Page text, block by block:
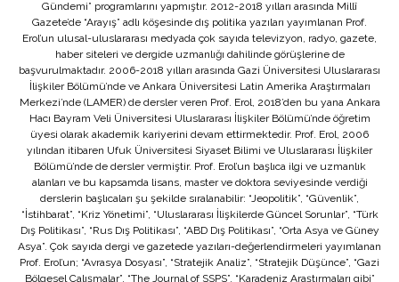
Gündemi” programlarını yapmıştır. 2012-2018 yılları arasında Millî
Gazete’de “Arayış” adlı köşesinde dış politika yazıları yayımlanan Prof.
Erol’un ulusal-uluslararası medyada çok sayıda televizyon, radyo, gazete,
haber siteleri ve dergide uzmanlığı dahilinde görüşlerine de
başvurulmaktadır. 2006-2018 yılları arasında Gazi Üniversitesi Uluslararası
İlişkiler Bölümü’nde ve Ankara Üniversitesi Latin Amerika Araştırmaları
Merkezi’nde (LAMER) de dersler veren Prof. Erol, 2018’den bu yana Ankara
Hacı Bayram Veli Üniversitesi Uluslararası İlişkiler Bölümü’nde öğretim
üyesi olarak akademik kariyerini devam ettirmektedir. Prof. Erol, 2006
yılından itibaren Ufuk Üniversitesi Siyaset Bilimi ve Uluslararası İlişkiler
Bölümü’nde de dersler vermiştir. Prof. Erol’un başlıca ilgi ve uzmanlık
alanları ve bu kapsamda lisans, master ve doktora seviyesinde verdiği
derslerin başlıcaları şu şekilde sıralanabilir: “Jeopolitik”, “Güvenlik”,
“İstihbarat”, “Kriz Yönetimi”, “Uluslararası İlişkilerde Güncel Sorunlar”, “Türk
Dış Politikası”, “Rus Dış Politikası”, “ABD Dış Politikası”, “Orta Asya ve Güney
Asya”. Çok sayıda dergi ve gazetede yazıları-değerlendirmeleri yayımlanan
Prof. Erol’un; “Avrasya Dosyası”, “Stratejik Analiz”, “Stratejik Düşünce”, “Gazi
Bölgesel Çalışmalar”, “The Journal of SSPS”, “Karadeniz Araştırmaları gibi”